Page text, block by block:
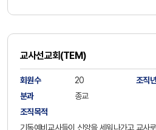
교사선교회(TEM)
회원수 20 조직
분과
종교
조직목적
기독예비교사들이 신앙을 세워나가고 교사